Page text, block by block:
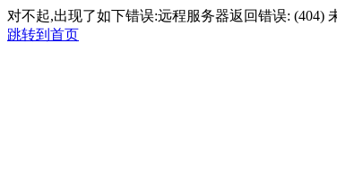
对不起,出现了如下错误:远程服务器返回错误: (404)
跳转到首页